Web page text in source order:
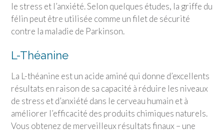
le stress et l’anxiété. Selon quelques études, la griffe du
félin peut être utilisée comme un filet de sécurité
contre la maladie de Parkinson.
L-Théanine
La L-théanine est un acide aminé qui donne d’excellents
résultats en raison de sa capacité à réduire les niveaux
de stress et d’anxiété dans le cerveau humain et à
améliorer l’efficacité des produits chimiques naturels.
Vous obtenez de merveilleux résultats finaux – une